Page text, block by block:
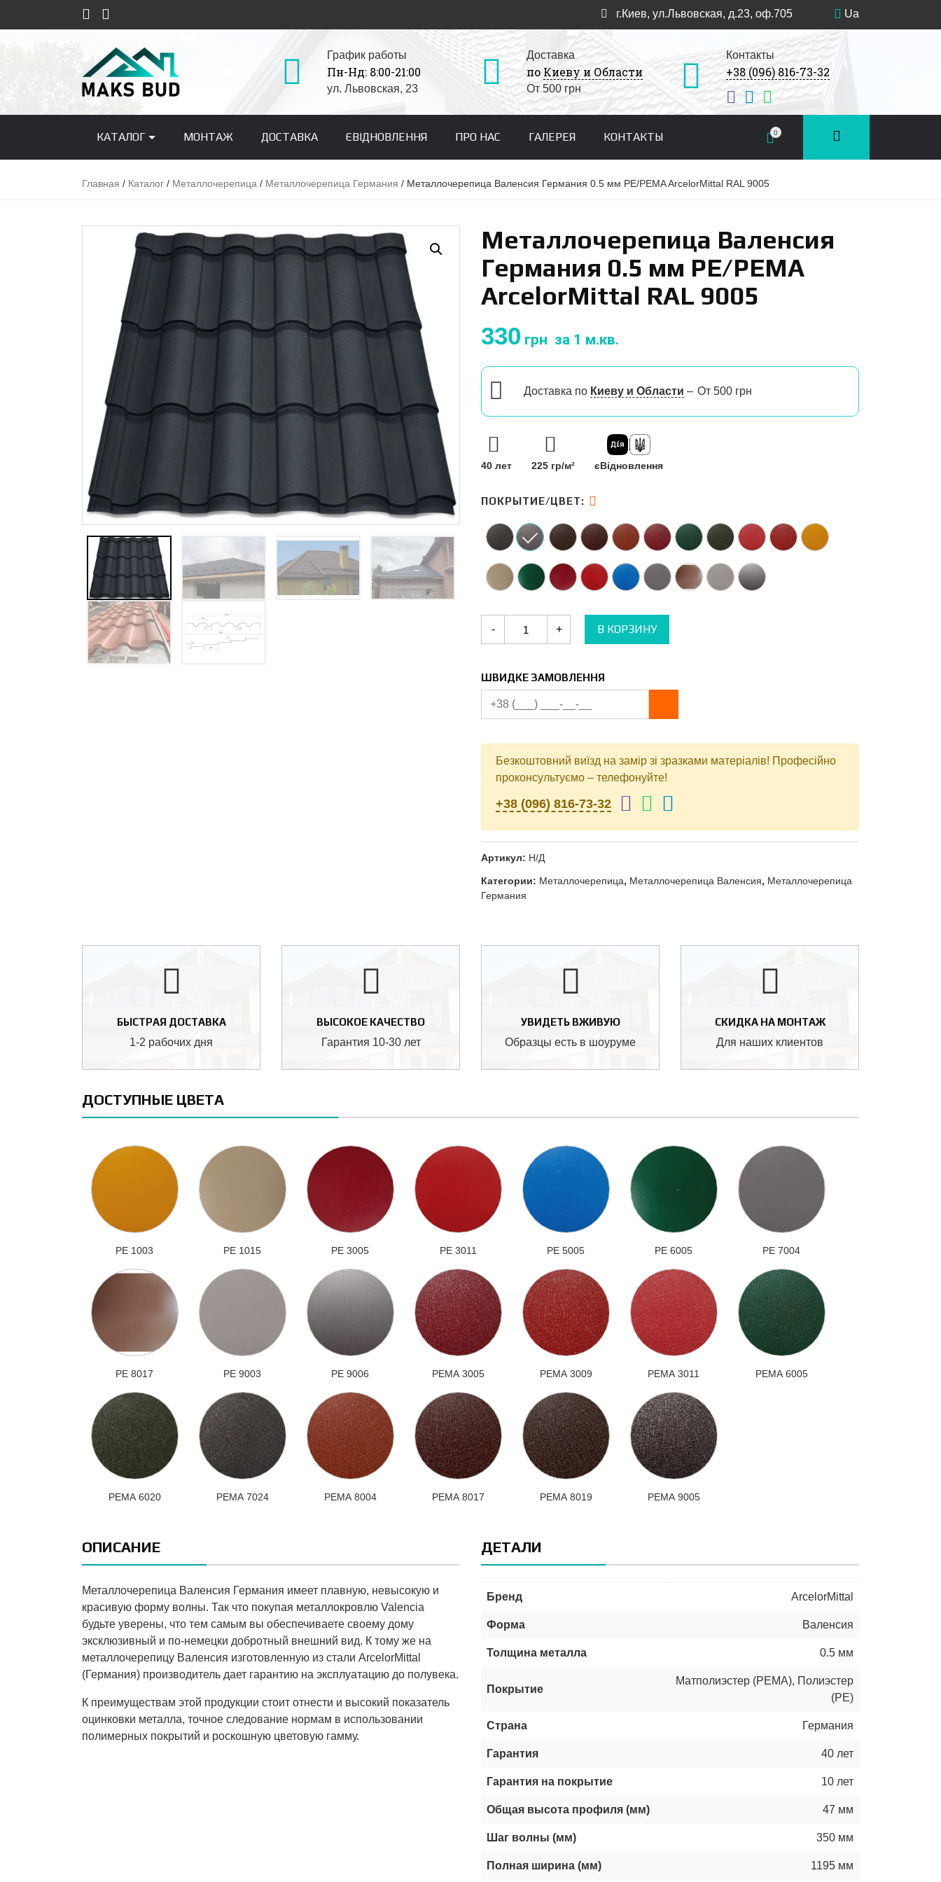
г.Киев, ул.Львовская, д.23, оф.705 Ua
График работы
Пн-Нд: 8:00-21:00
ул. Львовская, 23
Доставка
по Киеву и Области
От 500 грн
Контакты
+38 (096) 816-73-32
КАТАЛОГ МОНТАЖ ДОСТАВКА ЄВІДНОВЛЕННЯ ПРО НАС ГАЛЕРЕЯ КОНТАКТЫ 0
Главная / Каталог / Металлочерепица / Металлочерепица Германия / Металлочерепица Валенсия Германия 0.5 мм PE/PEMA ArcelorMittal RAL 9005
Металлочерепица Валенсия
Германия 0.5 мм PE/PEMA
ArcelorMittal RAL 9005
330 грн за 1 м.кв.
Доставка по Киеву и Области От 500 грн
40 лет 225 гр/м² єВідновлення
ПОКРЫТИЕ/ЦВЕТ:
-
Количество
Металлочерепица
Валенсия
мм
PE/PEMA
ArcelorMittal
RAL
9005
+ В КОРЗИНУ
ШВИДКЕ ЗАМОВЛЕННЯ
Безкоштовний виїзд на замір зі зразками матеріалів! Професійно
проконсультуємо – телефонуйте!
+38 (096) 816-73-32
Артикул: Н/Д
Категории: Металлочерепица, Металлочерепица Валенсия, Металлочерепица
Германия
БЫСТРАЯ ДОСТАВКА
1-2 рабочих дня
ВЫСОКОЕ КАЧЕСТВО
Гарантия 10-30 лет
УВИДЕТЬ ВЖИВУЮ
Образцы есть в шоуруме
СКИДКА НА МОНТАЖ
Для наших клиентов
ДОСТУПНЫЕ ЦВЕТА
РЕ 1003 РЕ 1015 РЕ 3005 РЕ 3011 РЕ 5005 РЕ 6005 РЕ 7004
РЕ 8017 РЕ 9003 РЕ 9006 РЕМА 3005 РЕМА 3009 РЕМА 3011 РЕМА 6005
РЕМА 6020 РЕМА 7024 РЕМА 8004 РЕМА 8017 РЕМА 8019 РЕМА 9005
ОПИСАНИЕ
Металлочерепица Валенсия Германия имеет плавную, невысокую и
красивую форму волны. Так что покупая металлокровлю Valencia
будьте уверены, что тем самым вы обеспечиваете своему дому
эксклюзивный и по-немецки добротный внешний вид. К тому же на
металлочерепицу Валенсия изготовленную из стали ArcelorMittal
(Германия) производитель дает гарантию на эксплуатацию до полувека.
К преимуществам этой продукции стоит отнести и высокий показатель
оцинковки металла, точное следование нормам в использовании
полимерных покрытий и роскошную цветовую гамму.
ДЕТАЛИ
Бренд ArcelorMittal
Форма Валенсия
Толщина металла 0.5 мм
Покрытие
Матполиэстер (РЕМА), Полиэстер
(РЕ)
Страна Германия
Гарантия 40 лет
Гарантия на покрытие 10 лет
Общая высота профиля (мм) 47 мм
Шаг волны (мм) 350 мм
Полная ширина (мм) 1195 мм